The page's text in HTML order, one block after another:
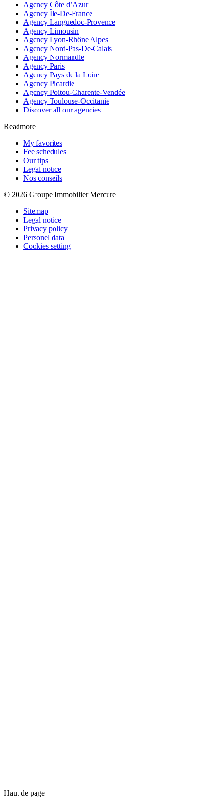
Agency Côte d’Azur
Agency Île-De-France
Agency Languedoc-Provence
Agency Limousin
Agency Lyon-Rhône Alpes
Agency Nord-Pas-De-Calais
Agency Normandie
Agency Paris
Agency Pays de la Loire
Agency Picardie
Agency Poitou-Charente-Vendée
Agency Toulouse-Occitanie
Discover all our agencies
Readmore
My favorites
Fee schedules
Our tips
Legal notice
Nos conseils
© 2026 Groupe Immobilier Mercure
Sitemap
Legal notice
Privacy policy
Personel data
Cookies setting
Haut de page